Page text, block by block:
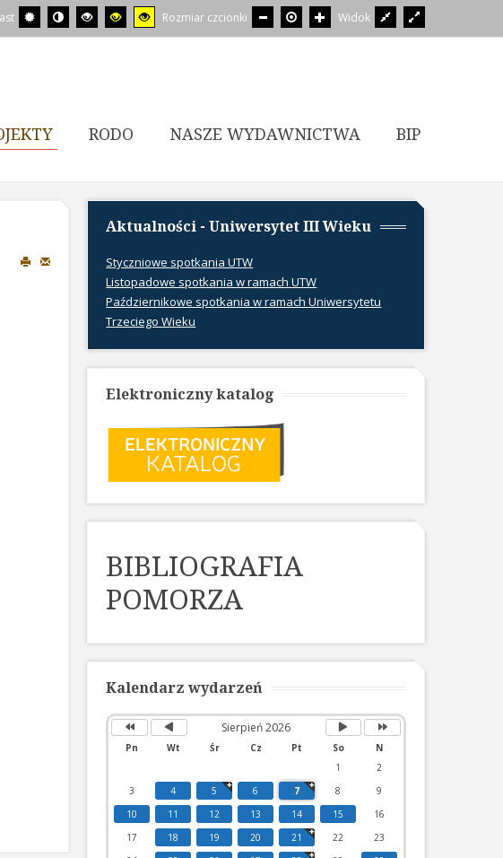
Rozmiar czcionki Widok
RODO NASZE WYDAWNICTWA BIP
Aktualności - Uniwersytet III Wieku
Styczniowe spotkania UTW
Listopadowe spotkania w ramach UTW
Październikowe spotkania w ramach Uniwersytetu
Trzeciego Wieku
Elektroniczny katalog
BIBLIOGRAFIA
POMORZA
Kalendarz wydarzeń
Sierpień 2026
Pn Wt Śr Cz Pt So
N
1
2
3
4 5 6 7 8
9
10
11 12 13 14 15
16
17
18 19 20 21 22
23